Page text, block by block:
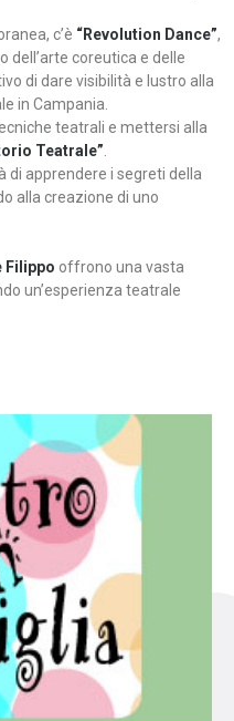
c’è “Revolution Dance”,
dell’arte coreutica e delle
di dare visibilità e lustro alla
in Campania.
teatrali e mettersi alla
Teatrale”
di apprendere i segreti della
alla creazione di uno
Filippo offrono una vasta
un’esperienza teatrale
di teatro concepita
del teatro all’intera